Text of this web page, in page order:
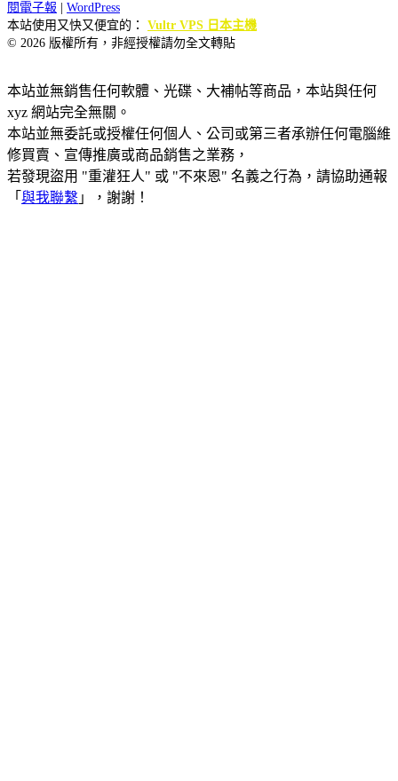
閱電子報
WordPress
本站使用又快又便宜的： Vultr VPS 日本主機
© 2026 版權所有，非經授權請勿全文轉貼
本站並無銷售任何軟體、光碟、大補帖等商品，本站與任何
xyz 網站完全無關。
本站並無委託或授權任何個人、公司或第三者承辦任何電腦維
修買賣、宣傳推廣或商品銷售之業務，
若發現盜用 "重灌狂人" 或 "不來恩" 名義之行為，請協助通報
「 與我聯繫 」，謝謝！